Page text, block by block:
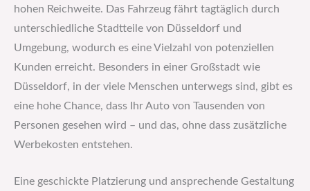
hohen Reichweite. Das Fahrzeug fährt tagtäglich durch
unterschiedliche Stadtteile von Düsseldorf und
Umgebung, wodurch es eine Vielzahl von potenziellen
Kunden erreicht. Besonders in einer Großstadt wie
Düsseldorf, in der viele Menschen unterwegs sind, gibt es
eine hohe Chance, dass Ihr Auto von Tausenden von
Personen gesehen wird – und das, ohne dass zusätzliche
Werbekosten entstehen.
Eine geschickte Platzierung und ansprechende Gestaltung